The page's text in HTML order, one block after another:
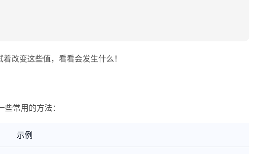
改变这些值，看看会发生什么！
常用的方法：
示例